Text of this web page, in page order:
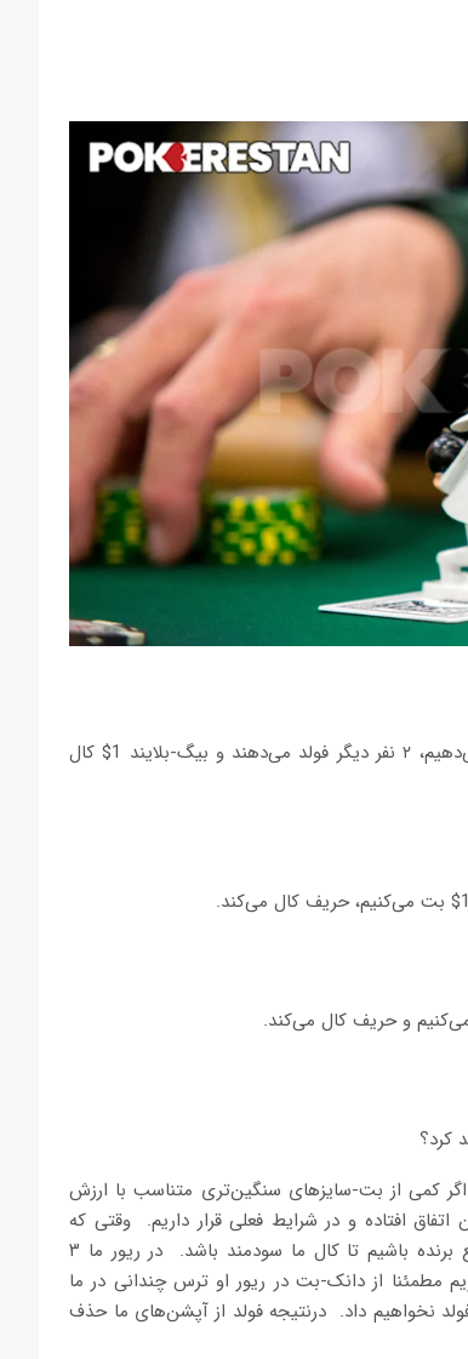
داریم. ۵ بازیکن فولد می‌دهند، 1.5$ ریز می‌دهیم، ۲ نفر دیگر فولد می‌دهند و بیگ-بلایند 1$ کال
کمی از بت-سایزهای سنگین‌تری متناسب با ارزش
بود (2.25$ روی فلاپ و 5.75$)، اما حال این اتفاق افتاده و در شرایط فعلی قرار داریم. وقتی که
حریف 10$ بت می‌کند ما پات-آدز ۲.۷-به-۱ داریم و باید بیش از ۳۷٪ مواقع برنده باشیم تا کال ما سودمند باشد. در ریور ما ۳
مطمئنا از دانک-بت در ریور او ترس چندانی در ما
نخواهیم داد. درنتیجه فولد از آپشن‌های ما حذف